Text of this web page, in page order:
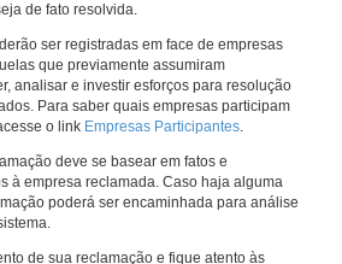
de fato resolvida.
ser registradas em face de empresas
que previamente assumiram
analisar e investir esforços para resolução
Para saber quais empresas participam
o link Empresas Participantes.
deve se basear em fatos e
à empresa reclamada. Caso haja alguma
poderá ser encaminhada para análise
de sua reclamação e fique atento às